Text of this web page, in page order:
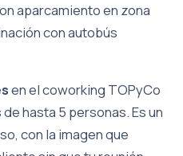
aparcamiento en zona
con autobús
en el coworking TOPyCo
hasta 5 personas. Es un
con la imagen que